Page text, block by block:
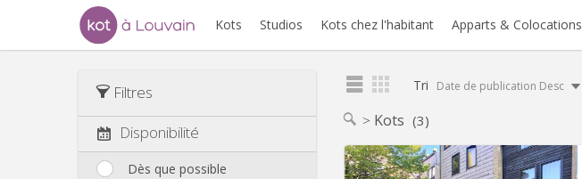
Kots Studios Kots chez l'habitant Apparts & Colocations
Filtres
Disponibilité
Dès que possible
Tri Date de publication Desc
Kots (3)